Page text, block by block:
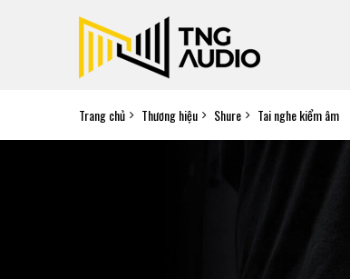
Trang chủ Thương hiệu Shure Tai nghe kiểm âm